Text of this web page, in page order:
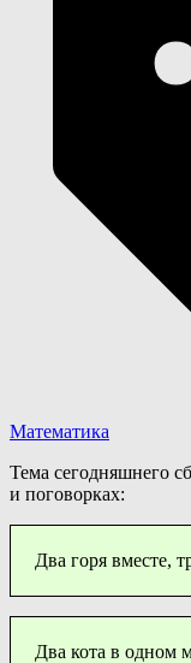
Математика
Тема сегодняшнего
и поговорках:
Два горя вместе,
Два кота в одном